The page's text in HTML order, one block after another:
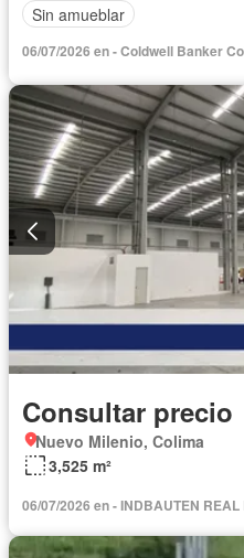
Sin amueblar
06/07/2026 en - Coldwell Banker
Consultar precio
Nuevo Milenio, Colima
3,525 m²
06/07/2026 en - INDBAUTEN REAL